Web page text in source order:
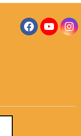
Facebook